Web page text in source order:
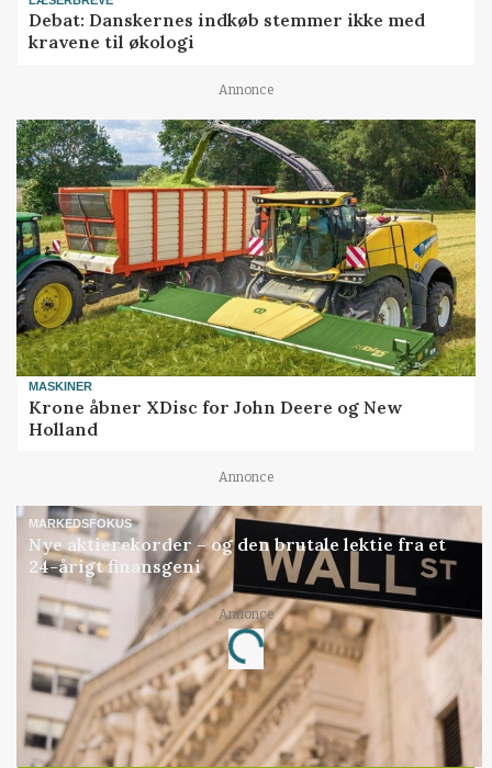
Debat: Danskernes indkøb stemmer ikke med
kravene til økologi
Annonce
MASKINER
Krone åbner XDisc for John Deere og New
Holland
Annonce
MARKEDSFOKUS
Nye aktierekorder – og den brutale lektie fra et
24-årigt finansgeni
Annonce
Loading...
Jobs